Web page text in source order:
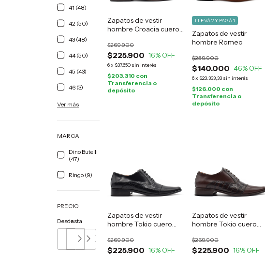
41 (48)
42 (50)
43 (48)
44 (50)
45 (43)
46 (3)
Ver más
MARCA
Dino Butelli
(47)
Ringo (9)
PRECIO
DesdeHasta
Zapatos de vestir
hombre Croacia cuero
$225.900
$269.900
16% OFF
6x $37.650 sin interés
$203.310 con
Transferencia o
depósito
Zapatos de vestir
hombre Romeo
$140.000
$259.900
46% OFF
6x $23.333,33 sin interés
LLEVÁ 2 Y PAGÁ 1
$126.000 con
Transferencia o
depósito
Zapatos de vestir
hombre Tokio cuero
$225.900
$269.900
16% OFF
Zapatos de vestir
hombre Tokio cuero
$225.900
$269.900
16% OFF